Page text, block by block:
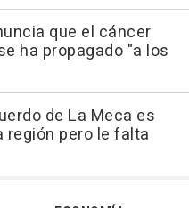
que el cáncer
ha propagado "a los
de La Meca es
región pero le falta